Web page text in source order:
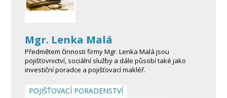
Mgr. Lenka Malá
Předmětem činnosti firmy Mgr. Lenka Malá jsou
pojišťovnictví, sociální služby a dále působí také jako
investiční poradce a pojišťovací makléř.
POJIŠŤOVACÍ PORADENSTVÍ